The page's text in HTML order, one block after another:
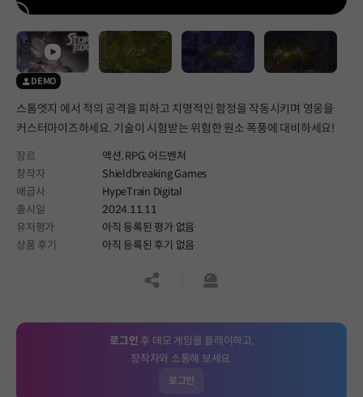
DEMO
스톰엣지 에서 적의 공격을 피하고 치명적인 함정을 작동시키며 영웅을
커스터마이즈하세요. 기술이 시험받는 위험한 원소 폭풍에 대비하세요!
장르 액션,RPG, 어드벤처
창작자
Shieldbreaking Games
배급사
HypeTrain Digital
출시일
2024.11.11
유저평가
아직 등록된 평가 없음
상품 후기
아직 등록된 후기 없음
공유하기신고하기
로그인 후 데모 게임을 플레이하고,
창작자와 소통해 보세요.
로그인